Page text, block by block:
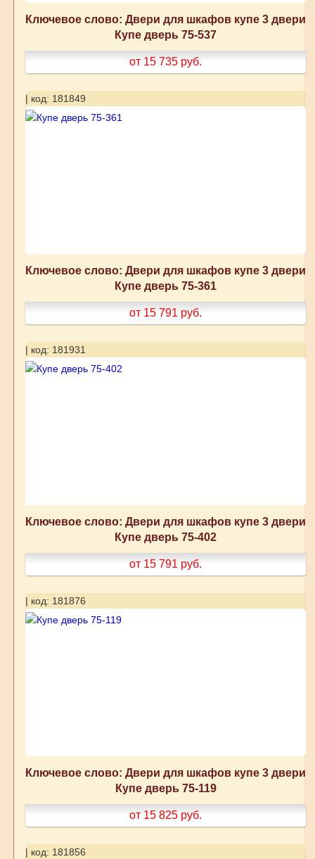
Ключевое слово: Двери для шкафов купе 3 двери
Купе дверь 75-537
от 15 735 руб.
| код: 181849
Ключевое слово: Двери для шкафов купе 3 двери
Купе дверь 75-361
от 15 791 руб.
| код: 181931
Ключевое слово: Двери для шкафов купе 3 двери
Купе дверь 75-402
от 15 791 руб.
| код: 181876
Ключевое слово: Двери для шкафов купе 3 двери
Купе дверь 75-119
от 15 825 руб.
| код: 181856